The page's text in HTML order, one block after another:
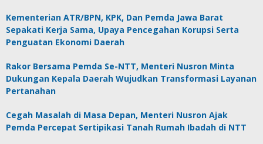
Kementerian ATR/BPN, KPK, Dan Pemda Jawa Barat
Sepakati Kerja Sama, Upaya Pencegahan Korupsi Serta
Penguatan Ekonomi Daerah
Rakor Bersama Pemda Se-NTT, Menteri Nusron Minta
Dukungan Kepala Daerah Wujudkan Transformasi Layanan
Pertanahan
Cegah Masalah di Masa Depan, Menteri Nusron Ajak
Pemda Percepat Sertipikasi Tanah Rumah Ibadah di NTT